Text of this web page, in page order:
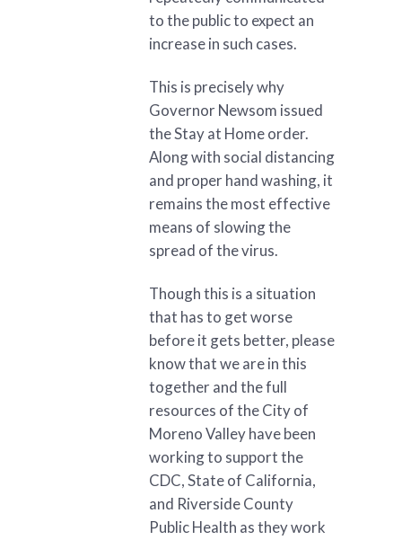
to the public to expect an
increase in such cases.
This is precisely why
Governor Newsom issued
the Stay at Home order.
Along with social distancing
and proper hand washing, it
remains the most effective
means of slowing the
spread of the virus.
Though this is a situation
that has to get worse
before it gets better, please
know that we are in this
together and the full
resources of the City of
Moreno Valley have been
working to support the
CDC, State of California,
and Riverside County
Public Health as they work